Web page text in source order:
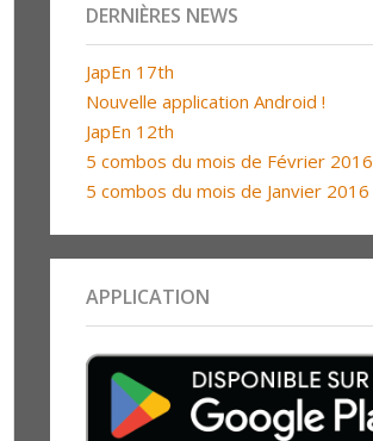
DERNIÈRES NEWS
JapEn 17th
Nouvelle application Android !
JapEn 12th
5 combos du mois de Février 2016
5 combos du mois de Janvier 2016
APPLICATION